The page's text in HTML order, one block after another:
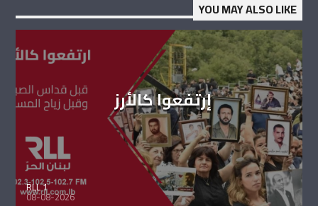
YOU MAY ALSO LIKE
إرتفعوا كالأرز
RLL 1
08-08-2026